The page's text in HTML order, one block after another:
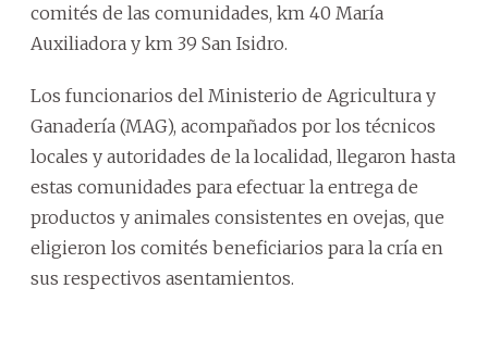
comités de las comunidades, km 40 María
Auxiliadora y km 39 San Isidro.
Los funcionarios del Ministerio de Agricultura y
Ganadería (MAG), acompañados por los técnicos
locales y autoridades de la localidad, llegaron hasta
estas comunidades para efectuar la entrega de
productos y animales consistentes en ovejas, que
eligieron los comités beneficiarios para la cría en
sus respectivos asentamientos.